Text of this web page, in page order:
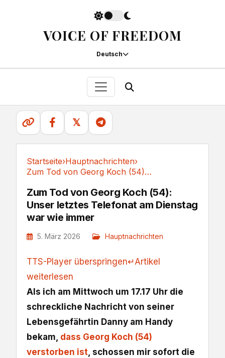
VOICE OF FREEDOM
Deutsch
𝕏
Startseite›Hauptnachrichten›
Zum Tod von Georg Koch (54): Unser letztes...
Zum Tod von Georg Koch (54):
Unser letztes Telefonat am Dienstag
war wie immer
5. März 2026 Hauptnachrichten
TTS-Player überspringen↵Artikel
weiterlesen
Als ich am Mittwoch um 17.17 Uhr die
schreckliche Nachricht von seiner
Lebensgefährtin Danny am Handy
bekam, dass Georg Koch (54)
verstorben ist, schossen mir sofort die